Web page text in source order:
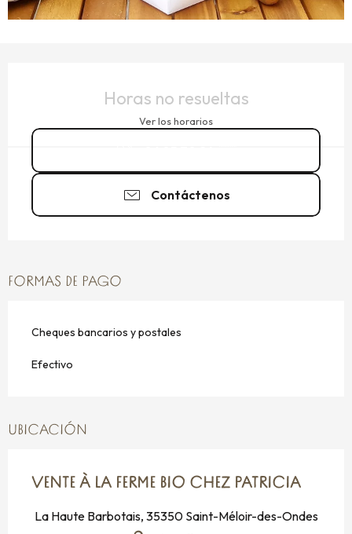
Horas no resueltas
Ver los horarios
Contáctenos
FORMAS DE PAGO
Cheques bancarios y postales
Efectivo
UBICACIÓN
VENTE À LA FERME BIO CHEZ PATRICIA
La Haute Barbotais, 35350 Saint-Méloir-des-Ondes